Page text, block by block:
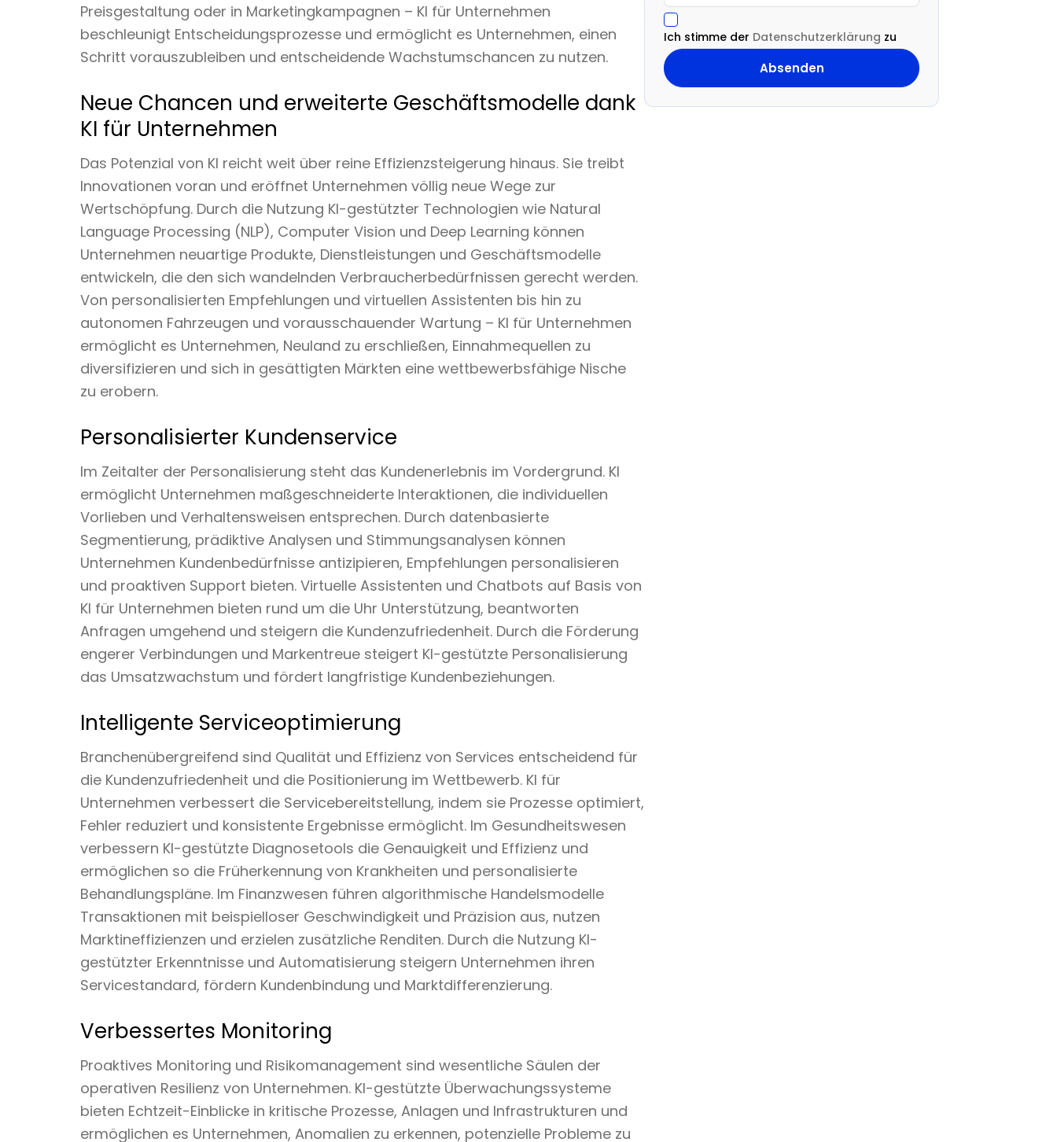
Preisgestaltung oder in Marketingkampagnen – KI für Unternehmen
beschleunigt Entscheidungsprozesse und ermöglicht es Unternehmen, einen
Schritt vorauszubleiben und entscheidende Wachstumschancen zu nutzen.
Neue Chancen und erweiterte Geschäftsmodelle dank
KI für Unternehmen
Das Potenzial von KI reicht weit über reine Effizienzsteigerung hinaus. Sie treibt
Innovationen voran und eröffnet Unternehmen völlig neue Wege zur
Wertschöpfung. Durch die Nutzung KI-gestützter Technologien wie Natural
Language Processing (NLP), Computer Vision und Deep Learning können
Unternehmen neuartige Produkte, Dienstleistungen und Geschäftsmodelle
entwickeln, die den sich wandelnden Verbraucherbedürfnissen gerecht werden.
Von personalisierten Empfehlungen und virtuellen Assistenten bis hin zu
autonomen Fahrzeugen und vorausschauender Wartung – KI für Unternehmen
ermöglicht es Unternehmen, Neuland zu erschließen, Einnahmequellen zu
diversifizieren und sich in gesättigten Märkten eine wettbewerbsfähige Nische
zu erobern.
Personalisierter Kundenservice
Im Zeitalter der Personalisierung steht das Kundenerlebnis im Vordergrund. KI
ermöglicht Unternehmen maßgeschneiderte Interaktionen, die individuellen
Vorlieben und Verhaltensweisen entsprechen. Durch datenbasierte
Segmentierung, prädiktive Analysen und Stimmungsanalysen können
Unternehmen Kundenbedürfnisse antizipieren, Empfehlungen personalisieren
und proaktiven Support bieten. Virtuelle Assistenten und Chatbots auf Basis von
KI für Unternehmen bieten rund um die Uhr Unterstützung, beantworten
Anfragen umgehend und steigern die Kundenzufriedenheit. Durch die Förderung
engerer Verbindungen und Markentreue steigert KI-gestützte Personalisierung
das Umsatzwachstum und fördert langfristige Kundenbeziehungen.
Intelligente Serviceoptimierung
Branchenübergreifend sind Qualität und Effizienz von Services entscheidend für
die Kundenzufriedenheit und die Positionierung im Wettbewerb. KI für
Unternehmen verbessert die Servicebereitstellung, indem sie Prozesse optimiert,
Fehler reduziert und konsistente Ergebnisse ermöglicht. Im Gesundheitswesen
verbessern KI-gestützte Diagnosetools die Genauigkeit und Effizienz und
ermöglichen so die Früherkennung von Krankheiten und personalisierte
Behandlungspläne. Im Finanzwesen führen algorithmische Handelsmodelle
Transaktionen mit beispielloser Geschwindigkeit und Präzision aus, nutzen
Marktineffizienzen und erzielen zusätzliche Renditen. Durch die Nutzung KI-
gestützter Erkenntnisse und Automatisierung steigern Unternehmen ihren
Servicestandard, fördern Kundenbindung und Marktdifferenzierung.
Verbessertes Monitoring
Proaktives Monitoring und Risikomanagement sind wesentliche Säulen der
operativen Resilienz von Unternehmen. KI-gestützte Überwachungssysteme
bieten Echtzeit-Einblicke in kritische Prozesse, Anlagen und Infrastrukturen und
ermöglichen es Unternehmen, Anomalien zu erkennen, potenzielle Probleme zu
Ich stimme der Datenschutzerklärung zu